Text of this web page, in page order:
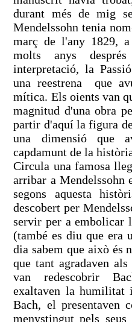
durant més de mig
Mendelssohn tenia
març de l'any 1829,
molts anys
interpretació, la
una reestrena que
mítica. Els oients van
magnitud d'una obra
partir d'aquí la figura
una dimensió que
capdamunt de la
Circula una famosa
arribar a Mendelssohn
segons aquesta
descobert per
servir per a embolicar
(també es diu que era
dia sabem que això és
que tant agradaven
van redescobrir
exaltaven la
Bach, el presentaven
menystingut pels seus